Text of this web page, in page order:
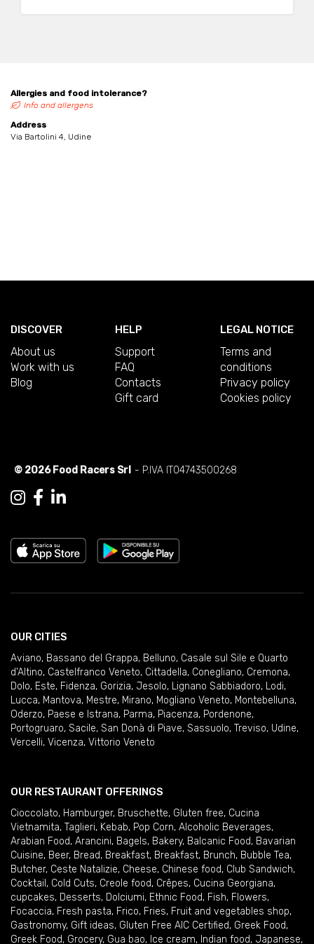
Allergies and food intolerance?
Info and allergens
Address
Via Bartolini 4, Udine
DISCOVER
About us
Work with us
Blog
HELP
Support
FAQ
Contacts
Gift card
LEGAL NOTICE
Terms and
conditions
Privacy policy
Cookies policy
© 2026 Food Racers Srl - P.IVA IT04743500268
OUR CITIES
Aviano, Bassano del Grappa, Belluno, Casale sul Sile e Quarto
d'Altino, Castelfranco Veneto, Cittadella, Conegliano, Cremona,
Dolo, Este, Fidenza, Gorizia, Jesolo, Lignano Sabbiadoro, Lodi,
Lucca, Mantova, Mestre, Mirano, Mogliano Veneto, Montebelluna,
Oderzo, Paese e Istrana, Parma, Piacenza, Pordenone,
Portogruaro, Sacile, San Donà di Piave, Sassuolo, Treviso, Udine,
Vercelli, Vicenza, Vittorio Veneto
OUR RESTAURANT OFFERINGS
Cioccolato, Hamburger, Bruschette, Gluten free, Cucina
Vietnamita, Taglieri, Kebab, Pop Corn, Alcoholic Beverages,
Arabian Food, Arancini, Bagels, Bakery, Balcanic Food, Bavarian
Cuisine, Beer, Bread, Breakfast, Breakfast, Brunch, Bubble Tea,
Butcher, Ceste Natalizie, Cheese, Chinese food, Club Sandwich,
Cocktail , Cold Cuts, Creole food, Crêpes, Cucina Georgiana,
cupcakes, Desserts, Dolciumi, Ethnic Food, Fish, Flowers,
Focaccia, Fresh pasta, Frico, Fries, Fruit and vegetables shop,
Gastronomy, Gift ideas, Gluten Free AIC Certified, Greek Food,
Greek Food, Grocery, Gua bao, Ice cream, Indian food, Japanese,